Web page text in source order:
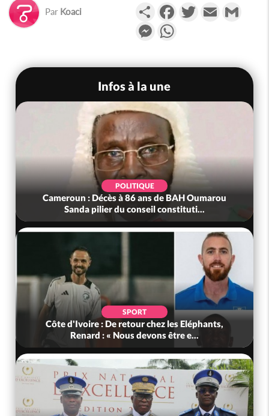
Par Koaci PartagerFacebookTwitterEmail
Messenger
Infos à la une
POLITIQUE
Cameroun : Décès à 86 ans de BAH Oumarou
Sanda pilier du conseil constituti...
SPORT
Côte d'Ivoire : De retour chez les Eléphants,
Renard : « Nous devons être e...